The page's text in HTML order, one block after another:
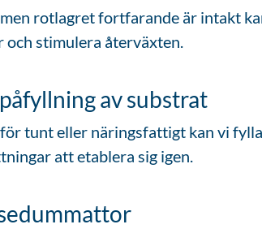
rotlagret fortfarande är intakt
stimulera återväxten.
av substrat
tunt eller näringsfattigt kan vi
att etablera sig igen.